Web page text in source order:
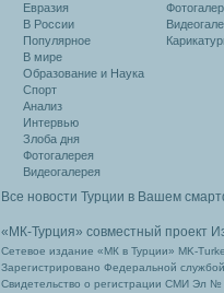
Евразия
В России
Популярное
В мире
Образование и Наука
Спорт
Анализ
Интервью
Злоба дня
Фотогалерея
Видеогалерея
Все новости Турции в Вашем
«МК-Турция» совместный проект
Сетевое издание «МК в Турции» MK-
Зарегистрировано Федеральной
Свидетельство о регистрации СМИ Эл